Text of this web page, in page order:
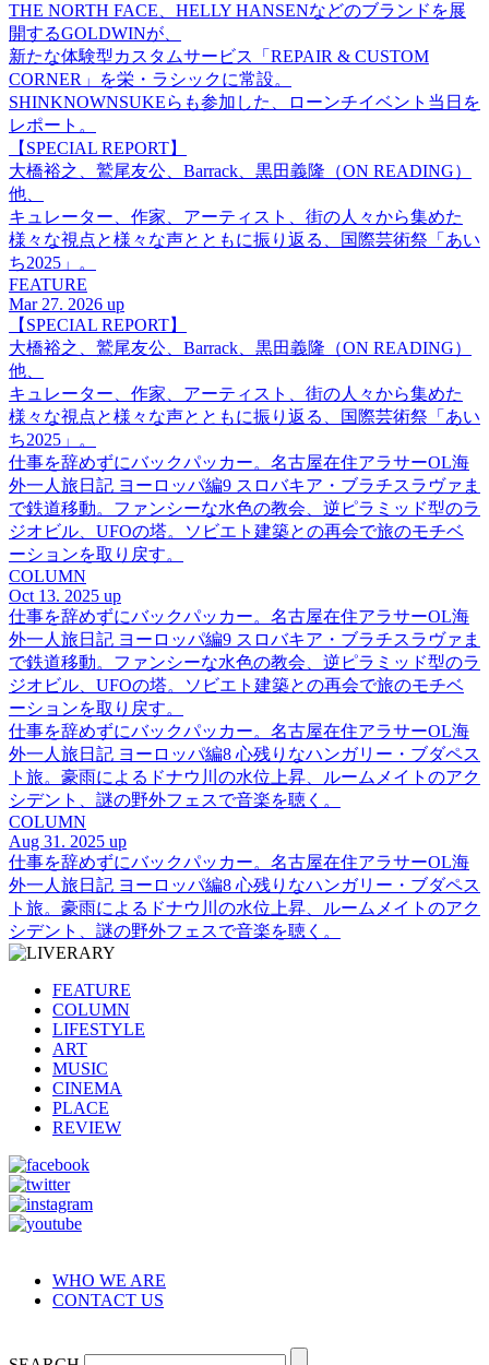
THE NORTH FACE、HELLY HANSENなどのブランドを展
開するGOLDWINが、
新たな体験型カスタムサービス「REPAIR & CUSTOM
CORNER」を栄・ラシックに常設。
SHINKNOWNSUKEらも参加した、ローンチイベント当日を
レポート。
【SPECIAL REPORT】
大橋裕之、鷲尾友公、Barrack、黒田義隆（ON READING）
他、
キュレーター、作家、アーティスト、街の人々から集めた
様々な視点と様々な声とともに振り返る、国際芸術祭「あい
ち2025」。
FEATURE
Mar 27. 2026 up
【SPECIAL REPORT】
大橋裕之、鷲尾友公、Barrack、黒田義隆（ON READING）
他、
キュレーター、作家、アーティスト、街の人々から集めた
様々な視点と様々な声とともに振り返る、国際芸術祭「あい
ち2025」。
仕事を辞めずにバックパッカー。名古屋在住アラサーOL海
外一人旅日記 ヨーロッパ編9 スロバキア・ブラチスラヴァま
で鉄道移動。ファンシーな水色の教会、逆ピラミッド型のラ
ジオビル、UFOの塔。ソビエト建築との再会で旅のモチベ
ーションを取り戻す。
COLUMN
Oct 13. 2025 up
仕事を辞めずにバックパッカー。名古屋在住アラサーOL海
外一人旅日記 ヨーロッパ編9 スロバキア・ブラチスラヴァま
で鉄道移動。ファンシーな水色の教会、逆ピラミッド型のラ
ジオビル、UFOの塔。ソビエト建築との再会で旅のモチベ
ーションを取り戻す。
仕事を辞めずにバックパッカー。名古屋在住アラサーOL海
外一人旅日記 ヨーロッパ編8 心残りなハンガリー・ブダペス
ト旅。豪雨によるドナウ川の水位上昇、ルームメイトのアク
シデント、謎の野外フェスで音楽を聴く。
COLUMN
Aug 31. 2025 up
仕事を辞めずにバックパッカー。名古屋在住アラサーOL海
外一人旅日記 ヨーロッパ編8 心残りなハンガリー・ブダペス
ト旅。豪雨によるドナウ川の水位上昇、ルームメイトのアク
シデント、謎の野外フェスで音楽を聴く。
FEATURE
COLUMN
LIFESTYLE
ART
MUSIC
CINEMA
PLACE
REVIEW
WHO WE ARE
CONTACT US